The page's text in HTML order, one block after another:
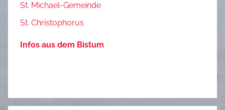
St. Michael-Gemeinde
St. Christophorus
Infos aus dem Bistum